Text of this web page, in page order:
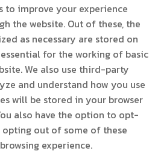
to improve your experience
the website. Out of these, the
as necessary are stored on
for the working of basic
We also use third-party
and understand how you use
will be stored in your browser
also have the option to opt-
out of some of these
experience.